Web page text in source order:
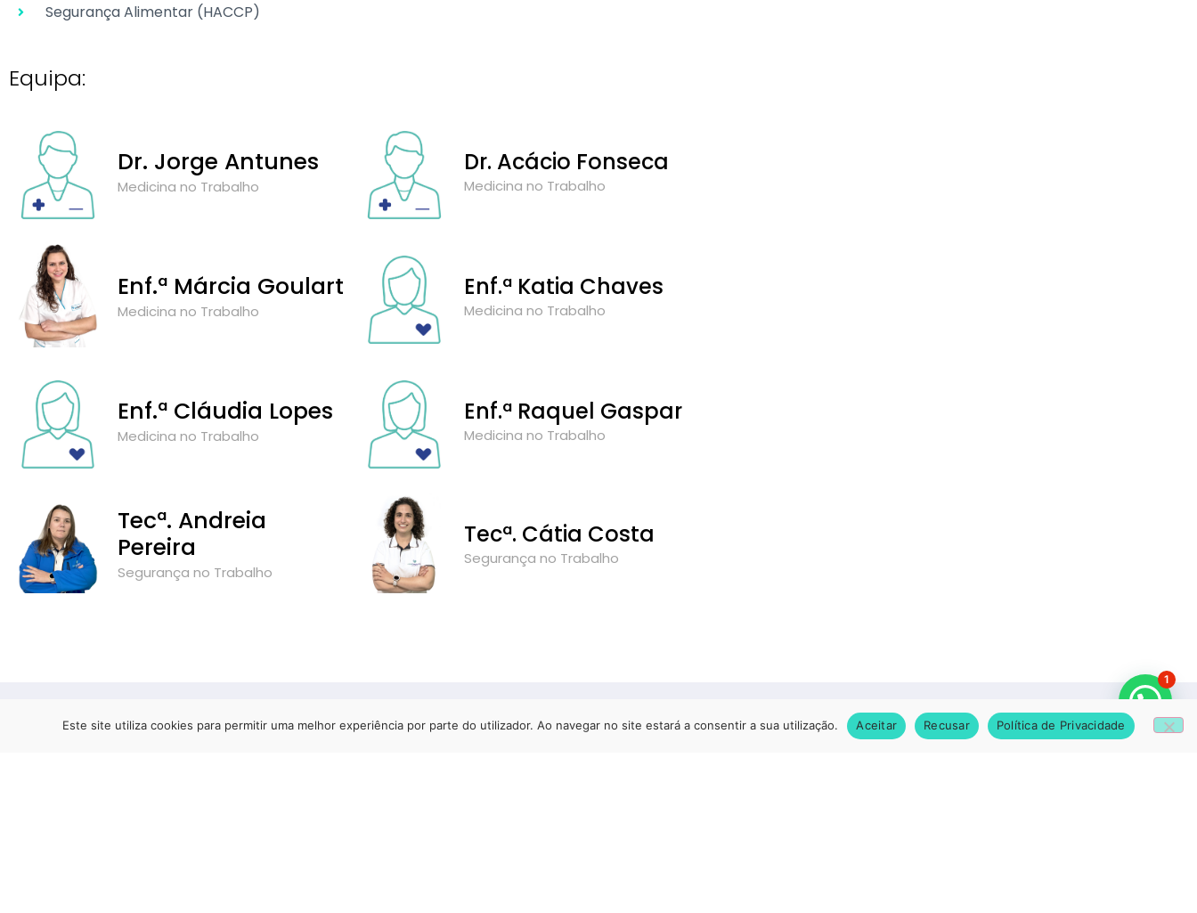
Segurança Alimentar (HACCP)
Equipa:
Dr. Jorge Antunes
Medicina no Trabalho
Dr. Acácio Fonseca
Medicina no Trabalho
Enf.ª Márcia Goulart
Medicina no Trabalho
Enf.ª Katia Chaves
Medicina no Trabalho
Enf.ª Cláudia Lopes
Medicina no Trabalho
Enf.ª Raquel Gaspar
Medicina no Trabalho
Tecª. Andreia
Pereira
Segurança no Trabalho
Tecª. Cátia Costa
Segurança no Trabalho
1
Este site utiliza cookies para permitir uma melhor experiência por parte do utilizador. Ao navegar no site estará a consentir a sua utilização. Aceitar Recusar Política de Privacidade